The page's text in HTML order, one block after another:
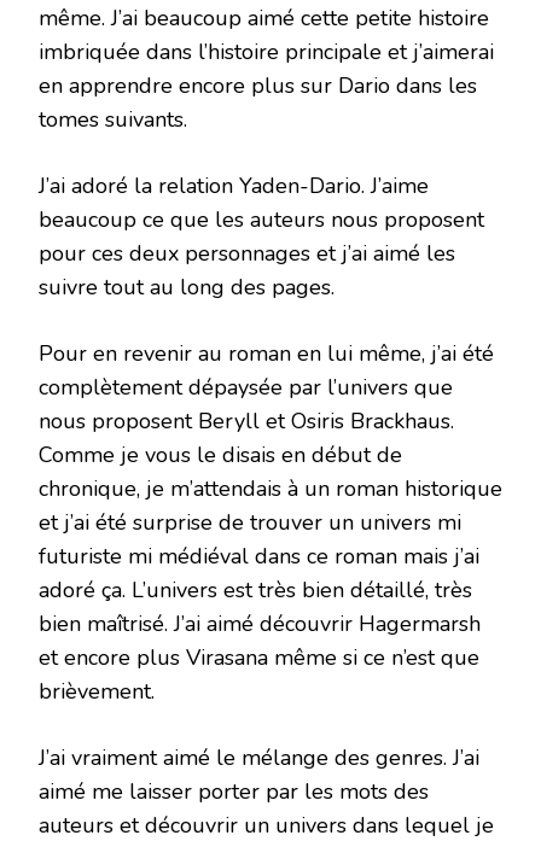
même. J’ai beaucoup aimé cette petite histoire
imbriquée dans l’histoire principale et j’aimerai
en apprendre encore plus sur Dario dans les
tomes suivants.
J’ai adoré la relation Yaden-Dario. J’aime
beaucoup ce que les auteurs nous proposent
pour ces deux personnages et j’ai aimé les
suivre tout au long des pages.
Pour en revenir au roman en lui même, j’ai été
complètement dépaysée par l’univers que
nous proposent Beryll et Osiris Brackhaus.
Comme je vous le disais en début de
chronique, je m’attendais à un roman historique
et j’ai été surprise de trouver un univers mi
futuriste mi médiéval dans ce roman mais j’ai
adoré ça. L’univers est très bien détaillé, très
bien maîtrisé. J’ai aimé découvrir Hagermarsh
et encore plus Virasana même si ce n’est que
brièvement.
J’ai vraiment aimé le mélange des genres. J’ai
aimé me laisser porter par les mots des
auteurs et découvrir un univers dans lequel je